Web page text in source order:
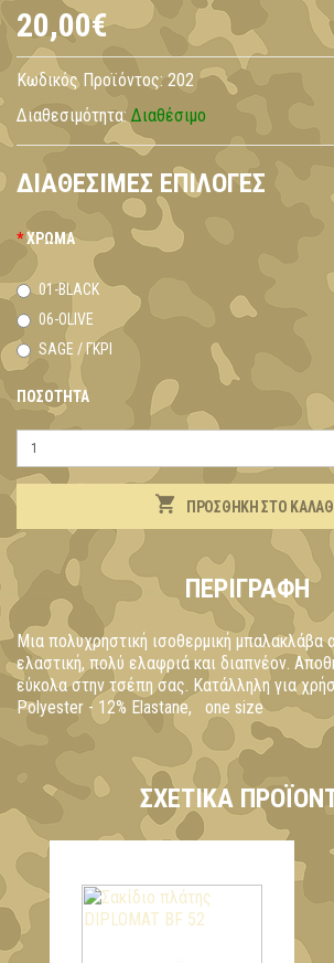
20,00€
Κωδικός Προϊόντος: 202
Διαθεσιμότητα: Διαθέσιμο
ΔΙΑΘΈΣΙΜΕΣ ΕΠΙΛΟΓΈΣ
ΧΡΏΜΑ
01-BLACK
06-OLIVE
SAGE / ΓΚΡΙ
ΠΟΣΌΤΗΤΑ
ΠΡΟΣΘΉΚΗ ΣΤΟ ΚΑΛΆΘΙ
ΠΕΡΙΓΡΑΦΉ
Μια πολυχρηστική ισοθερμική
ελαστική, πολύ ελαφριά και διαπνέον.
εύκολα στην τσέπη σας. Κατάλληλη για
Polyester - 12% Elastane, one size
ΣΧΕΤΙΚΆ